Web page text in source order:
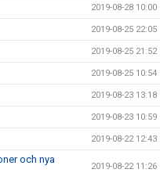
2019-08-28 10:00
2019-08-25 22:05
2019-08-25 21:52
2019-08-25 10:54
2019-08-23 13:18
2019-08-23 10:59
2019-08-22 12:43
och nya
2019-08-22 11:26